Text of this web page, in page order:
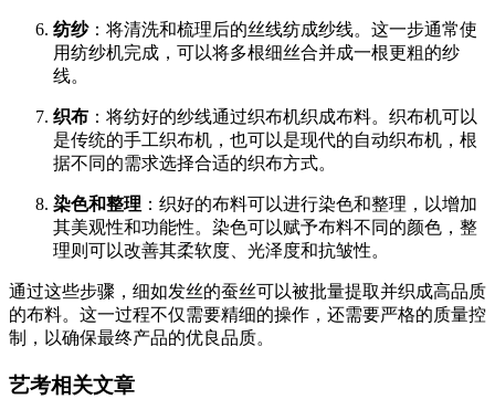
纺纱：将清洗和梳理后的丝线纺成纱线。这一步通常使
用纺纱机完成，可以将多根细丝合并成一根更粗的纱
线。
织布 ：将纺好的纱线通过织布机织成布料。织布机可以
是传统的手工织布机，也可以是现代的自动织布机，根
据不同的需求选择合适的织布方式。
染色和整理 ：织好的布料可以进行染色和整理，以增加
其美观性和功能性。染色可以赋予布料不同的颜色，整
理则可以改善其柔软度、光泽度和抗皱性。
通过这些步骤，细如发丝的蚕丝可以被批量提取并织成高品质
的布料。这一过程不仅需要精细的操作，还需要严格的质量控
制，以确保最终产品的优良品质。
艺考相关文章